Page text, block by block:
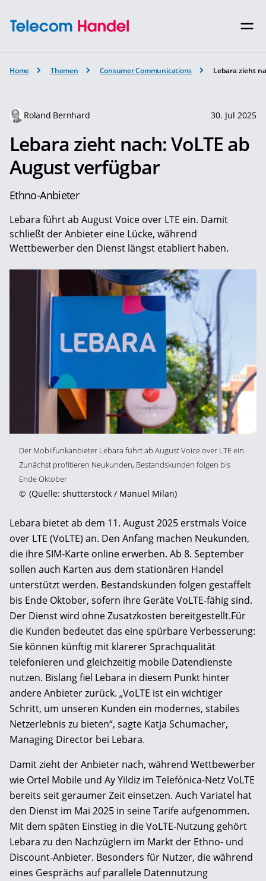
Home Themen Consumer Communications Lebara zieht
Roland Bernhard 30. Jul 2025
Lebara zieht nach: VoLTE ab
August verfügbar
Ethno-Anbieter
Lebara führt ab August Voice over LTE ein. Damit
schließt der Anbieter eine Lücke, während
Wettbewerber den Dienst längst etabliert haben.
Der Mobilfunkanbieter Lebara führt ab August Voice over LTE ein.
Zunächst profitieren Neukunden, Bestandskunden folgen bis
Ende Oktober
© (Quelle: shutterstock / Manuel Milan)
Lebara bietet ab dem 11. August 2025 erstmals Voice
over LTE (VoLTE) an. Den Anfang machen Neukunden,
die ihre SIM-Karte online erwerben. Ab 8. September
sollen auch Karten aus dem stationären Handel
unterstützt werden. Bestandskunden folgen gestaffelt
bis Ende Oktober, sofern ihre Geräte VoLTE-fähig sind.
Der Dienst wird ohne Zusatzkosten bereitgestellt.Für
die Kunden bedeutet das eine spürbare Verbesserung:
Sie können künftig mit klarerer Sprachqualität
telefonieren und gleichzeitig mobile Datendienste
nutzen. Bislang fiel Lebara in diesem Punkt hinter
andere Anbieter zurück. „VoLTE ist ein wichtiger
Schritt, um unseren Kunden ein modernes, stabiles
Netzerlebnis zu bieten“, sagte Katja Schumacher,
Managing Director bei Lebara.
Damit zieht der Anbieter nach, während Wettbewerber
wie Ortel Mobile und Ay Yildiz im Telefónica-Netz VoLTE
bereits seit geraumer Zeit einsetzen. Auch Variatel hat
den Dienst im Mai 2025 in seine Tarife aufgenommen.
Mit dem späten Einstieg in die VoLTE-Nutzung gehört
Lebara zu den Nachzüglern im Markt der Ethno- und
Discount-Anbieter. Besonders für Nutzer, die während
eines Gesprächs auf parallele Datennutzung